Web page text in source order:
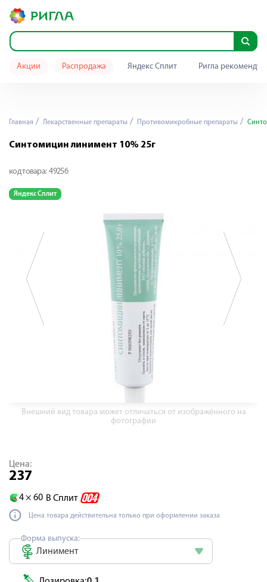
Акции Распродажа Яндекс Сплит Ригла
Главная Лекарственные препараты Противомикробные препараты
Синтомицин линимент 10% 25г
код товара: 49256
Яндекс Сплит
Внешний вид товара может отличаться от изображённого на
фотографии
Цена:
237
4 × 60 В Сплит
Цена товара действительна только при оформлении заказа
Форма выпуска:
Линимент